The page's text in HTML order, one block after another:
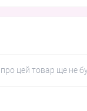
про цей товар ще не